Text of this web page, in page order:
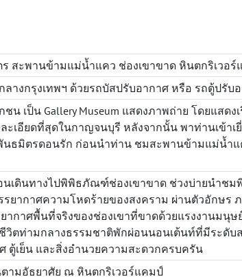
ะพานข้ามแม่น้ำแคว ช่องเขาขาด หินตกริเวอร์
างกรุงเทพฯ ด้วยรถบัสปรับอากาศ หรือ รถตู้ปรับ
ป็น Gallery Museum แสดงภาพถ่าย โดยแสดงเ
ะเอียดที่สุดในกาญจนบุรี หลังจากนั้น พาท่านเข้า
ธมิตรดอนรัก ก่อนนำท่าน ชมสะพานข้ามแม่น้ำแ
นเดินทางไปพิพิธภัณฑ์ช่องเขาขาด ช่วงบ่ายนำ
รยากาศความโหดร้ายของสงคราม ผ่านตัวอักษร
ากาศพื้นที่จริงของช่องเขาที่ขาดด้วยแรงงานมนุ
ตท่ามกลางธรรมชาติพักผ่อนนอนเต้นท์ที่มีระดับ
ตู้เย็น และสิ่งอำนวยความสะดวกครบครัน
ามอัธยาศัย ณ หินตกริเวอร์แคมป์